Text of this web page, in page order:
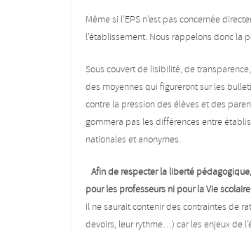
Même si l’EPS n’est pas concernée
l’établissement. Nous rappelons donc la
Sous couvert de lisibilité, de
des moyennes qui figureront sur les
contre la pression des élèves et des
gommera pas les différences entre
nationales et anonymes.
Afin de respecter la liberté
pour les professeurs ni pour la Vie
Il ne saurait contenir des contraintes de
devoirs, leur rythme…) car les enjeux de